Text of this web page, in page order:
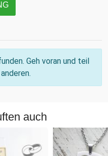
Geh voran und teil
auch